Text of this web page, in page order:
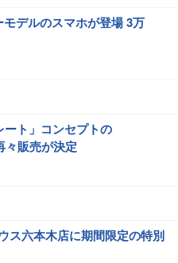
デルのスマホが登場 3万
ート」コンセプトの
々販売が決定
ス六本木店に期間限定の特別